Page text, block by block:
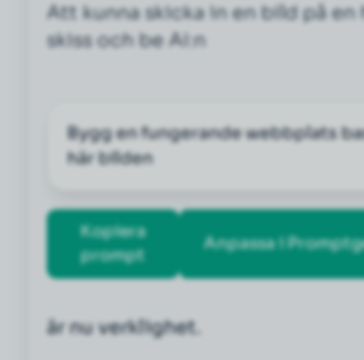
Att kunna skicka in en bild på en
skiss och be AI:n
Bygg en fungerande webbplats
här bilden
Kopiera
prompt
Anpassa i
är nu verklighet.